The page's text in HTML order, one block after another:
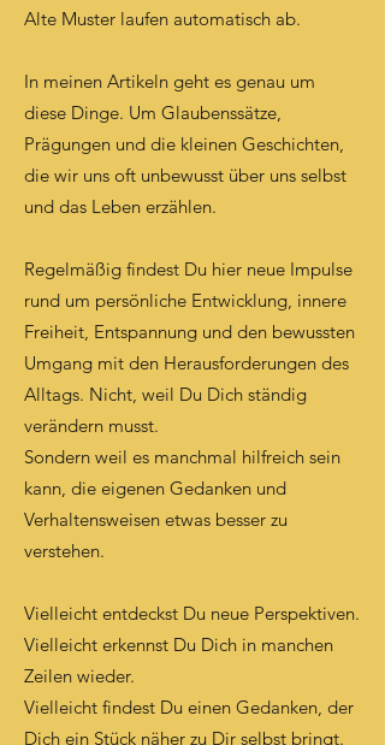
Alte Muster laufen automatisch ab.
In meinen Artikeln geht es genau um
diese Dinge. Um Glaubenssätze,
Prägungen und die kleinen Geschichten,
die wir uns oft unbewusst über uns selbst
und das Leben erzählen.
Regelmäßig findest Du hier neue Impulse
rund um persönliche Entwicklung, innere
Freiheit, Entspannung und den bewussten
Umgang mit den Herausforderungen des
Alltags. Nicht, weil Du Dich ständig
verändern musst.
Sondern weil es manchmal hilfreich sein
kann, die eigenen Gedanken und
Verhaltensweisen etwas besser zu
verstehen.
Vielleicht entdeckst Du neue Perspektiven.
Vielleicht erkennst Du Dich in manchen
Zeilen wieder.
Vielleicht findest Du einen Gedanken, der
Dich ein Stück näher zu Dir selbst bringt.